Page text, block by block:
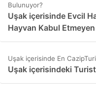
Bulunuyor?
Uşak içerisinde Evcil
Hayvan Kabul Etmeyen
Uşak içerisinde En
Uşak içerisindeki